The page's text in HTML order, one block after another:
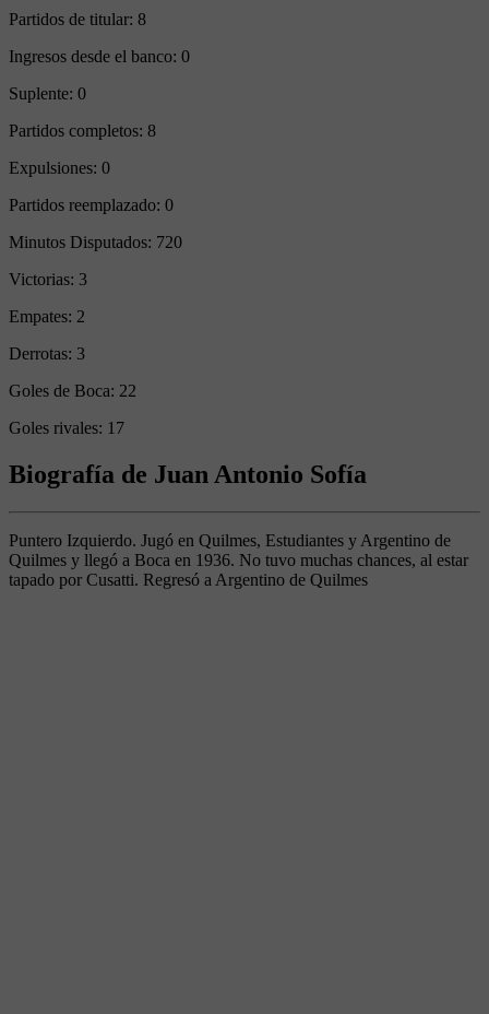
Partidos de titular: 8
Ingresos desde el banco: 0
Suplente: 0
Partidos completos: 8
Expulsiones: 0
Partidos reemplazado: 0
Minutos Disputados: 720
Victorias: 3
Empates: 2
Derrotas: 3
Goles de Boca: 22
Goles rivales: 17
Biografía de Juan Antonio Sofía
Puntero Izquierdo. Jugó en Quilmes, Estudiantes y Argentino de
Quilmes y llegó a Boca en 1936. No tuvo muchas chances, al estar
tapado por Cusatti. Regresó a Argentino de Quilmes